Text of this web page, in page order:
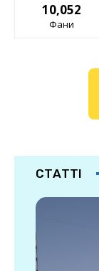
10,052
Фани
СТАТТІ